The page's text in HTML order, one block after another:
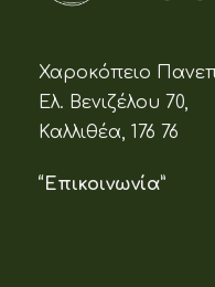
Χαροκόπειο
Ελ. Βενιζέλου 70,
Καλλιθέα, 176 76
“Επικοινωνία”